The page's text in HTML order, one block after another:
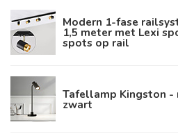
Modern 1-fase
1,5 meter met Lexi
spots op rail
Tafellamp Kingston -
zwart